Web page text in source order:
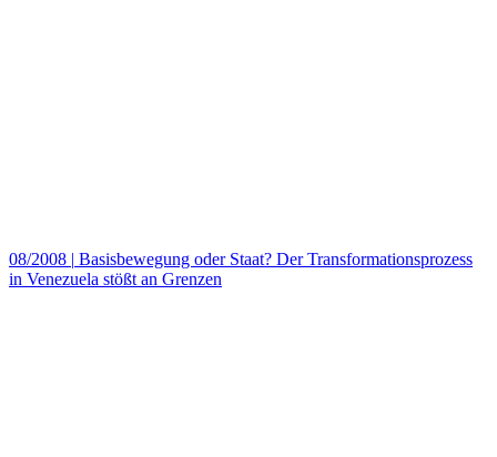
08/2008 | Basisbewegung oder Staat? Der Transformationsprozess
in Venezuela stößt an Grenzen